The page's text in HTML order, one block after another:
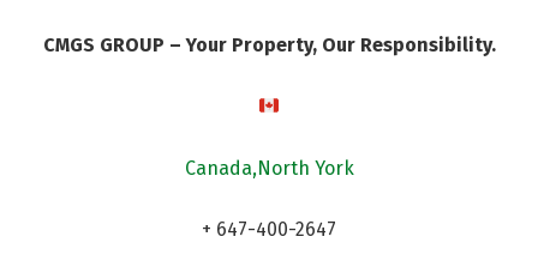
CMGS GROUP – Your Property, Our Responsibility.
Canada,North York
+ 647-400-2647